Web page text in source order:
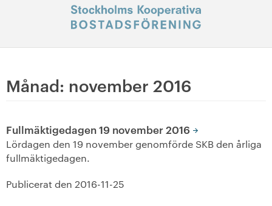
+
Om oss
Månad: november 2016
Fullmäktigedagen 19 november 2016
Lördagen den 19 november genomförde SKB den årliga
fullmäktigedagen.
Publicerat den 2016-11-25